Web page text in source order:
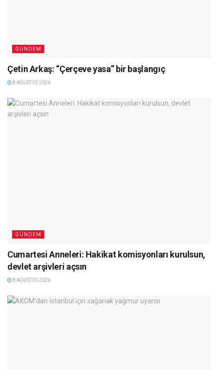
GÜNDEM
Çetin Arkaş: “Çerçeve yasa” bir başlangıç
8 AĞUSTOS 2026
GÜNDEM
Cumartesi Anneleri: Hakikat komisyonları kurulsun,
devlet arşivleri açsın
8 AĞUSTOS 2026